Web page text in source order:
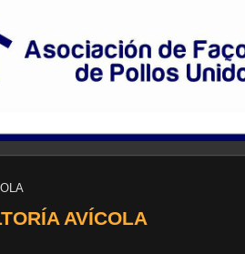
AVÍCOLA